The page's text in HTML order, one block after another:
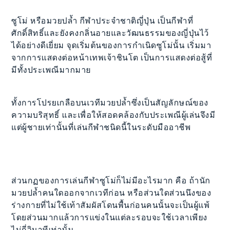
ซูโม่ หรือมวยปล้ำ กีฬาประจำชาติญี่ปุ่น เป็นกีฬาที่
ศักดิ์สิทธิ์และยังคงกลิ่นอายและวัฒนธรรมของญี่ปุ่นไว้
ได้อย่างดีเยี่ยม จุดเริ่มต้นของการกำเนิดซูโม่นั้น เริ่มมา
จากการแสดงต่อหน้าเทพเจ้าชินโต เป็นการแสดงต่อสู้ที่
มีทั้งประเพณีมากมาย
ทั้งการโปรยเกลือบนเวทีมวยปล้ำซึ่งเป็นสัญลักษณ์ของ
ความบริสุทธิ์ และเพื่อให้สอดคล้องกับประเพณีผู้เล่นจึงมี
แต่ผู้ชายเท่านั้นที่เล่นกีฬาชนิดนี้ในระดับมืออาชีพ
ส่วนกฏของการเล่นกีฬาซูโม่ก็ไม่มีอะไรมาก คือ ถ้านัก
มวยปล้ำคนใดออกจากเวทีก่อน หรือส่วนใดส่วนนึงของ
ร่างกายที่ไม่ใช้เท้าสัมผัสโดนพื้นก่อนคนนั้นจะเป็นผู้แพ้
โดยส่วนมากแล้วการแข่งในแต่ละรอบจะใช้เวลาเพียง